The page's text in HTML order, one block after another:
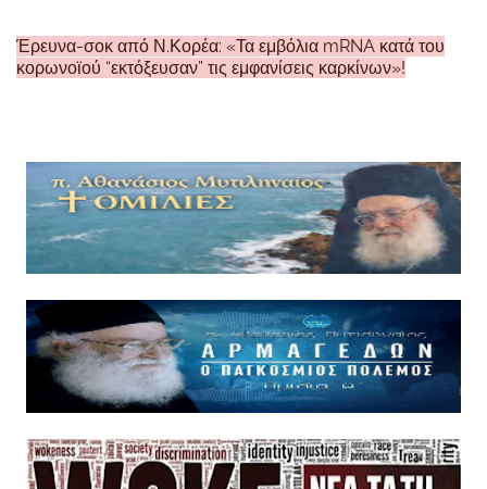
Έρευνα-σοκ από Ν.Κορέα: «Τα εμβόλια mRNA κατά του
κορωνοϊού “εκτόξευσαν” τις εμφανίσεις καρκίνων»!